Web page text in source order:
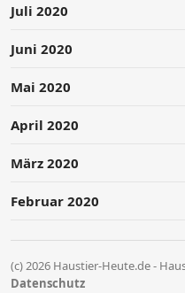
Juli 2020
Juni 2020
Mai 2020
April 2020
März 2020
Februar 2020
(c) 2026 Haustier-Heute.de -
Datenschutz